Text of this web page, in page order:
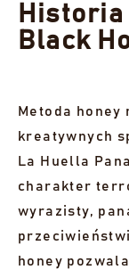
Historia
Black
Metoda
kreatywnych
La Huella
charakter
wyrazisty,
honey